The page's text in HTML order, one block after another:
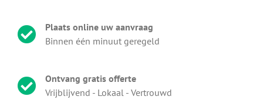
Plaats online uw aanvraag
Binnen één minuut geregeld
Ontvang gratis offerte
Vrijblijvend - Lokaal - Vertrouwd